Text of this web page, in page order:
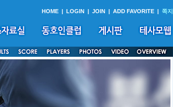
HOME | LOGIN | JOIN | ADD FAVORITE | 쪽지